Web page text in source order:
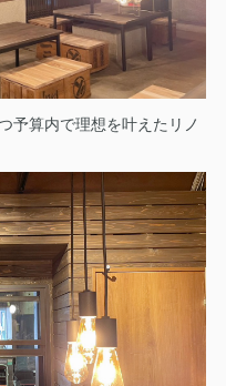
予算内で理想を叶えたリノ